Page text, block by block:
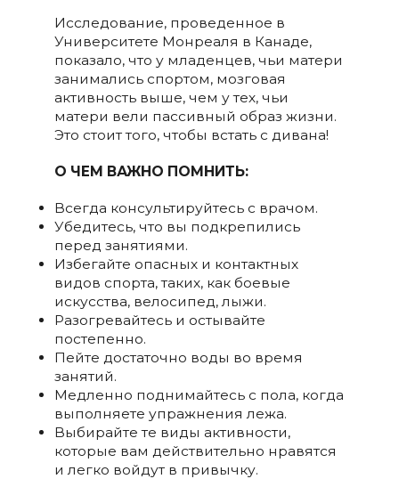
Исследование, проведенное в
Университете Монреаля в Канаде,
показало, что у младенцев, чьи матери
занимались спортом, мозговая
активность выше, чем у тех, чьи
матери вели пассивный образ жизни.
Это стоит того, чтобы встать с дивана!
О ЧЕМ ВАЖНО ПОМНИТЬ:
Всегда консультируйтесь с врачом.
Убедитесь, что вы подкрепились
перед занятиями.
Избегайте опасных и контактных
видов спорта, таких, как боевые
искусства, велосипед, лыжи.
Разогревайтесь и остывайте
постепенно.
Пейте достаточно воды во время
занятий.
Медленно поднимайтесь с пола, когда
выполняете упражнения лежа.
Выбирайте те виды активности,
которые вам действительно нравятся
и легко войдут в привычку.